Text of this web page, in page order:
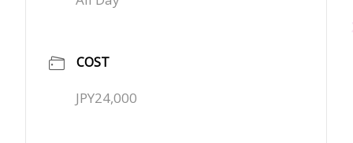
COST
JPY24,000